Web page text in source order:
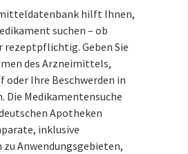
hilft Ihnen,
suchen – ob
rezeptpflichtig. Geben Sie
des Arzneimittels,
oder Ihre Beschwerden in
Die Medikamentensuche
Apotheken
inklusive
Anwendungsgebieten,